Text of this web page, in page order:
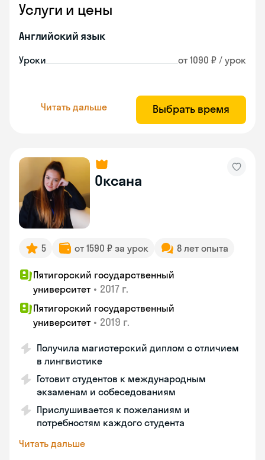
Услуги и цены
Английский язык
Уроки от 1090 ₽ / урок
Читать дальше Выбрать время
Оксана
5 от 1590 ₽ за урок 8 лет опыта
Пятигорский государственный
университет • 2017 г.
Пятигорский государственный
университет • 2019 г.
Получила магистерский диплом с отличием
в лингвистике
Готовит студентов к международным
экзаменам и собеседованиям
Прислушивается к пожеланиям и
потребностям каждого студента
Читать дальше